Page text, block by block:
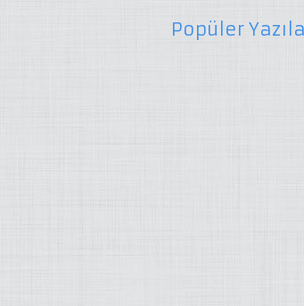
Popüler